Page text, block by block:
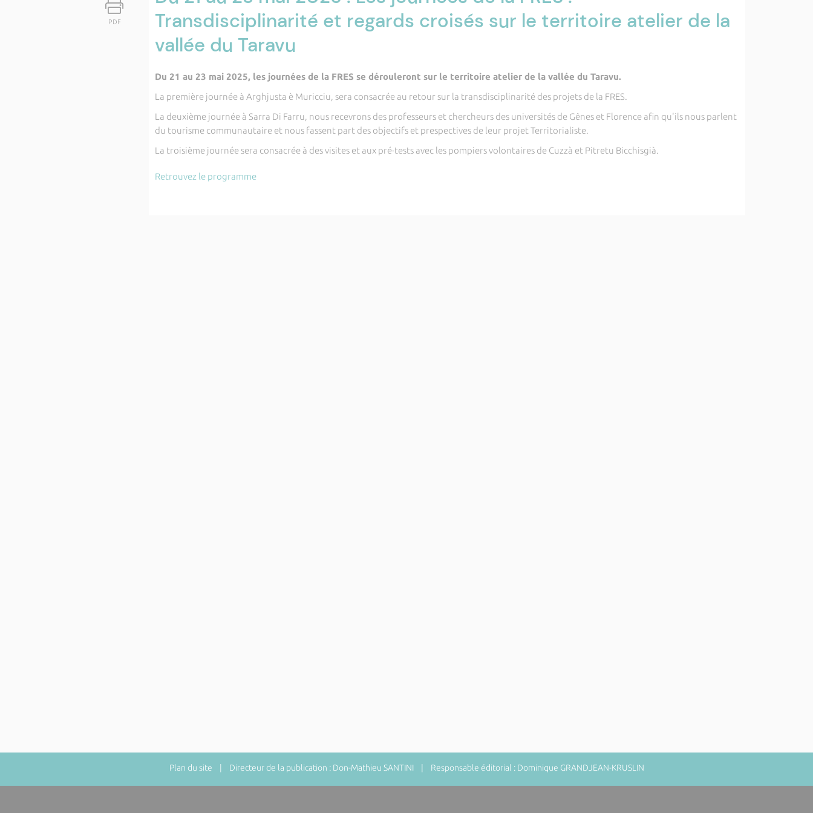
PDF
Transdisciplinarité et regards croisés sur le territoire atelier de la
vallée du Taravu
Du 21 au 23 mai 2025, les journées de la FRES se dérouleront sur le territoire atelier de la vallée du Taravu.
La première journée à Arghjusta è Muricciu, sera consacrée au retour sur la transdisciplinarité des projets de la FRES.
La deuxième journée à Sarra Di Farru, nous recevrons des professeurs et chercheurs des universités de Gênes et Florence afin qu'ils nous parlent
du tourisme communautaire et nous fassent part des objectifs et prespectives de leur projet Territorialiste.
La troisième journée sera consacrée à des visites et aux pré-tests avec les pompiers volontaires de Cuzzà et Pitretu Bicchisgià.
Retrouvez le programme
Plan du site | Directeur de la publication : Don-Mathieu SANTINI | Responsable éditorial : Dominique GRANDJEAN-KRUSLIN